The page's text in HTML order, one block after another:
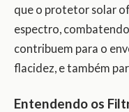
que o protetor solar
espectro,
contribuem para o
flacidez, e também
Entendendo os